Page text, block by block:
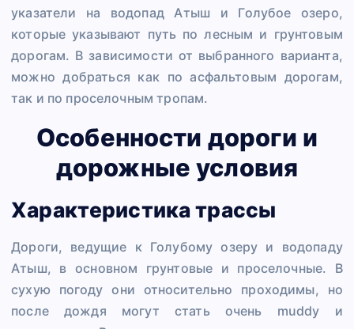
указатели на водопад Атыш и Голубое озеро,
которые указывают путь по лесным и грунтовым
дорогам. В зависимости от выбранного варианта,
можно добраться как по асфальтовым дорогам,
так и по проселочным тропам.
Особенности дороги и
дорожные условия
Характеристика трассы
Дороги, ведущие к Голубому озеру и водопаду
Атыш, в основном грунтовые и проселочные. В
сухую погоду они относительно проходимы, но
после дождя могут стать очень muddy и